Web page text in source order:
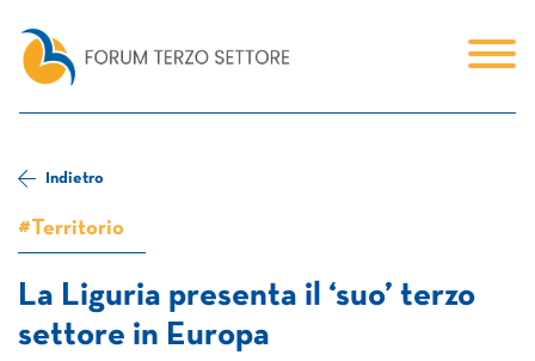
Indietro
#Territorio
La Liguria presenta il ‘suo’ terzo
settore in Europa